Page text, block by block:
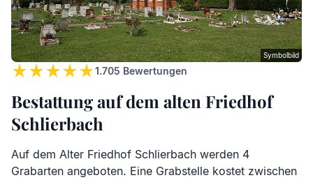
1.705 Bewertungen
Bestattung auf dem alten Friedhof
Schlierbach
Auf dem Alter Friedhof Schlierbach werden 4
Grabarten angeboten. Eine Grabstelle kostet zwischen
Symbolbild